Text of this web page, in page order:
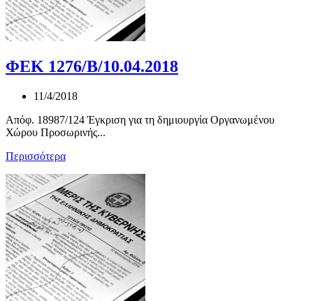
ΦΕΚ 1276/Β/10.04.2018
11/4/2018
Απόφ. 18987/124 Έγκριση για τη δημιουργία Οργανωμένου
Χώρου Προσωρινής...
Περισσότερα